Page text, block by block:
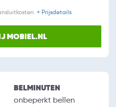
+ Prijsdetails
MOBIEL.NL
BELMINUTEN
onbeperkt bellen